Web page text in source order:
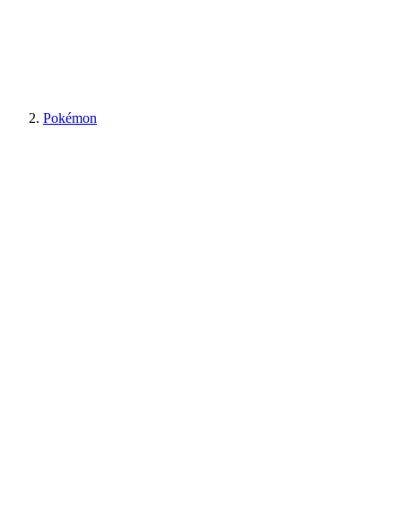
Pokémon